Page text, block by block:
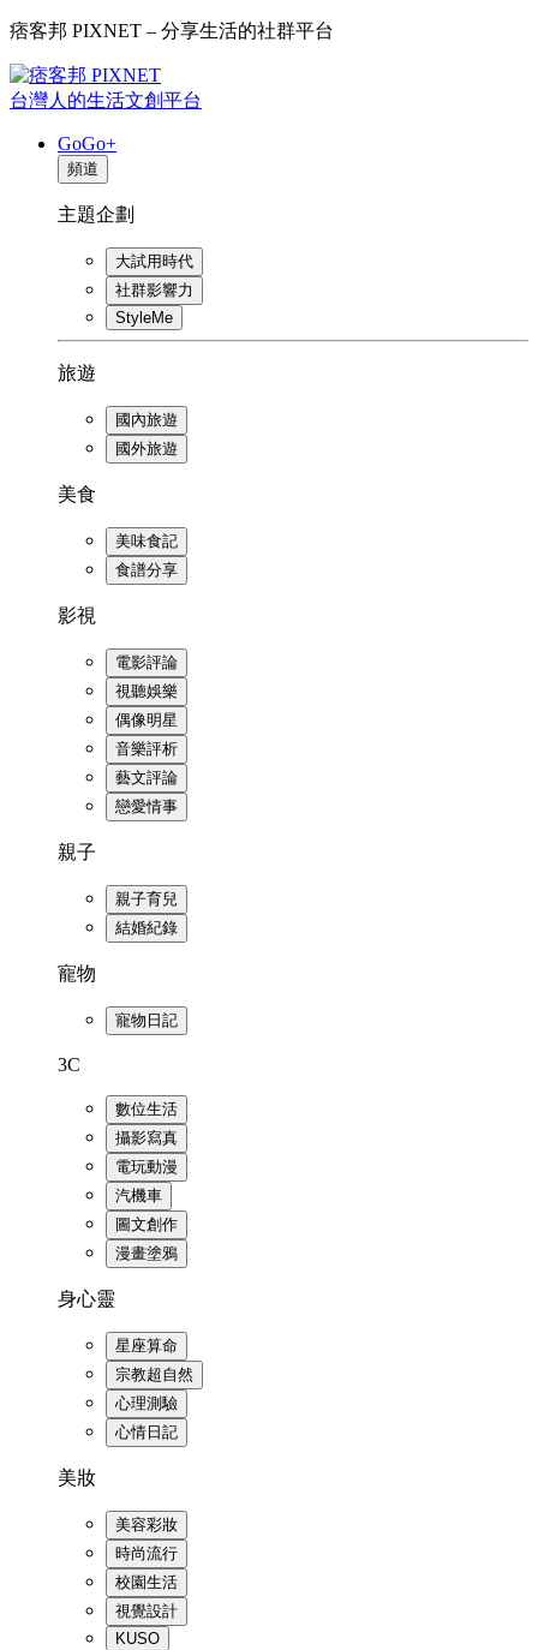
痞客邦 PIXNET – 分享生活的社群平台
台灣人的生活文創平台
GoGo+
頻道
主題企劃
大試用時代
社群影響力
StyleMe
旅遊
國內旅遊
國外旅遊
美食
美味食記
食譜分享
影視
電影評論
視聽娛樂
偶像明星
音樂評析
藝文評論
戀愛情事
親子
親子育兒
結婚紀錄
寵物
寵物日記
3C
數位生活
攝影寫真
電玩動漫
汽機車
圖文創作
漫畫塗鴉
身心靈
星座算命
宗教超自然
心理測驗
心情日記
美妝
美容彩妝
時尚流行
校園生活
視覺設計
KUSO